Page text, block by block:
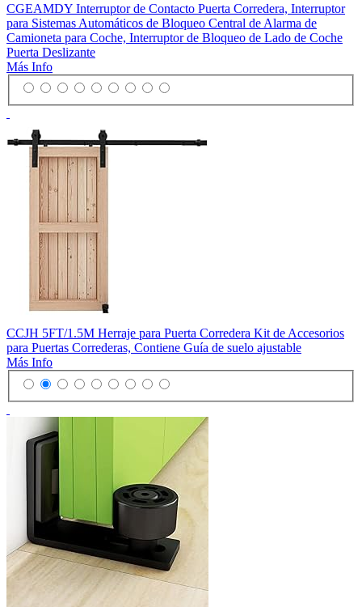
CGEAMDY Interruptor de Contacto Puerta Corredera, Interruptor
para Sistemas Automáticos de Bloqueo Central de Alarma de
Camioneta para Coche, Interruptor de Bloqueo de Lado de Coche
Puerta Deslizante
Más Info
CCJH 5FT/1.5M Herraje para Puerta Corredera Kit de Accesorios
para Puertas Correderas, Contiene Guía de suelo ajustable
Más Info